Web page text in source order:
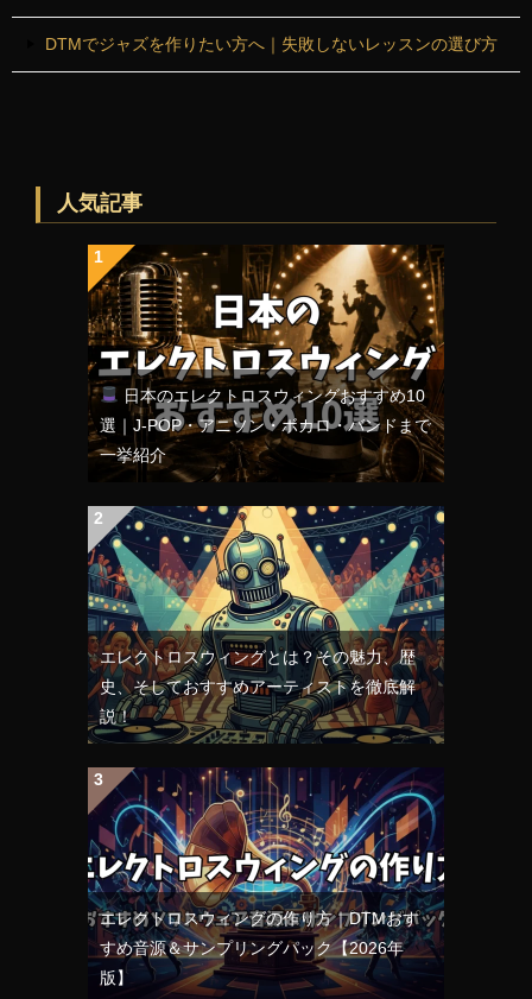
DTMでジャズを作りたい方へ｜失敗しないレッスンの選び方
人気記事
日本のエレクトロスウィングおすすめ10
選｜J-POP・アニソン・ボカロ・バンドまで
一挙紹介
エレクトロスウィングとは？その魅力、歴
史、そしておすすめアーティストを徹底解
説！
エレクトロスウィングの作り方｜DTMおす
すめ音源＆サンプリングパック【2026年
版】